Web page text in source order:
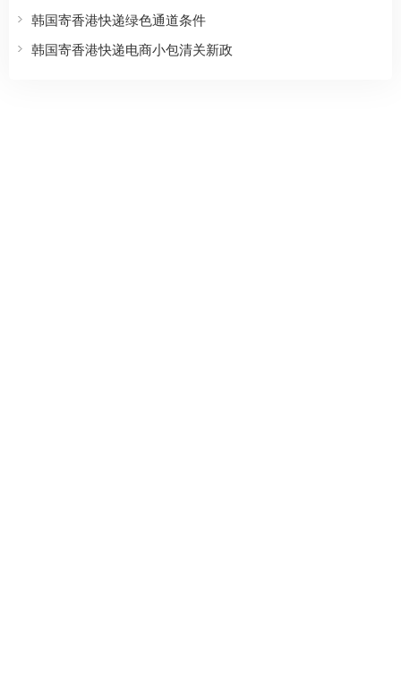
韩国寄香港快递绿色通道条件
韩国寄香港快递电商小包清关新政